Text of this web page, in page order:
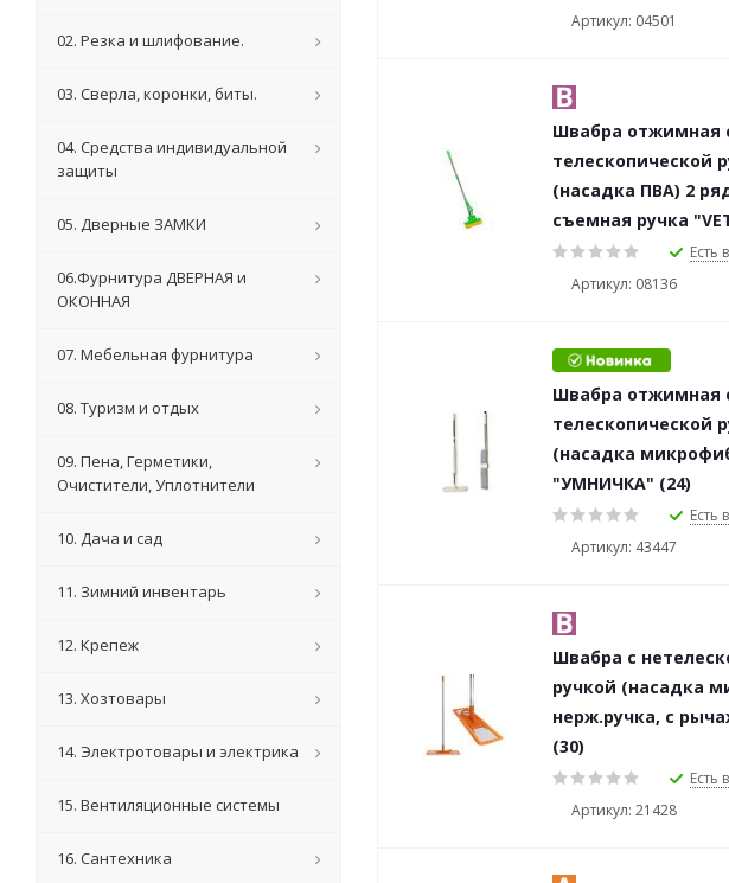
Артикул: 04501
Швабра отжимная
телескопической
(насадка ПВА) 2
съемная ручка
Есть
Артикул: 08136
Швабра отжимная
телескопической
(насадка
"УМНИЧКА" (24)
Есть
Артикул: 43447
Швабра с
ручкой (насадка
нерж.ручка, с
(30)
Есть
Артикул: 21428
02. Резка и шлифование.
03. Сверла, коронки, биты.
04. Средства индивидуальной
защиты
05. Дверные ЗАМКИ
06.Фурнитура ДВЕРНАЯ и
ОКОННАЯ
07. Мебельная фурнитура
08. Туризм и отдых
09. Пена, Герметики,
Очистители, Уплотнители
10. Дача и сад
11. Зимний инвентарь
12. Крепеж
13. Хозтовары
14. Электротовары и электрика
15. Вентиляционные системы
16. Сантехника